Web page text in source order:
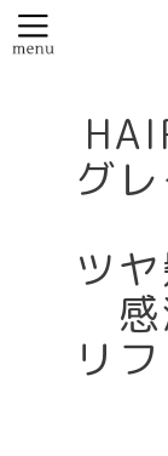
グ
ツ
リ